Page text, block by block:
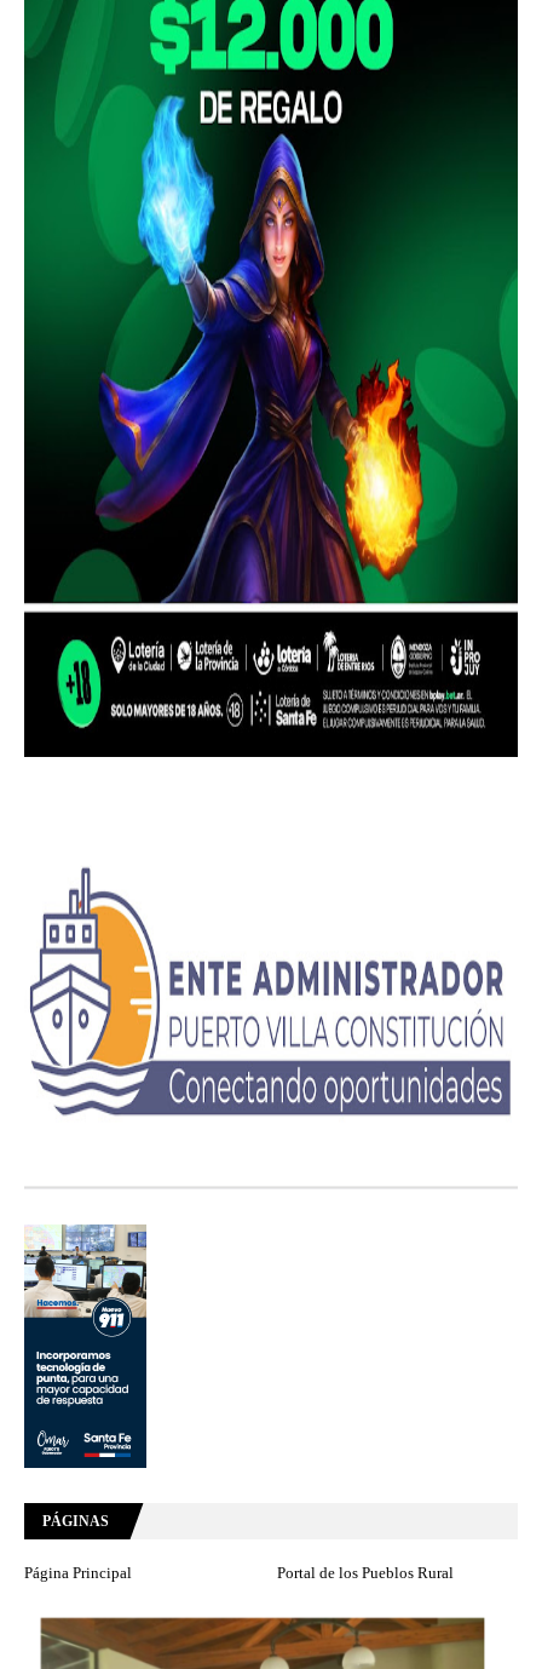
PÁGINAS
Página Principal Portal de los Pueblos Rural